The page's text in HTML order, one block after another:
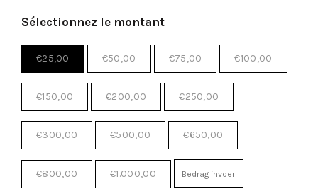
Sélectionnez le montant
€25,00 €50,00 €75,00 €100,00
€150,00 €200,00 €250,00
€300,00 €500,00 €650,00
€800,00 €1.000,00